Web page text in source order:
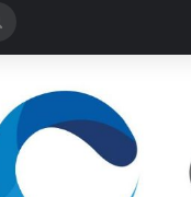
for